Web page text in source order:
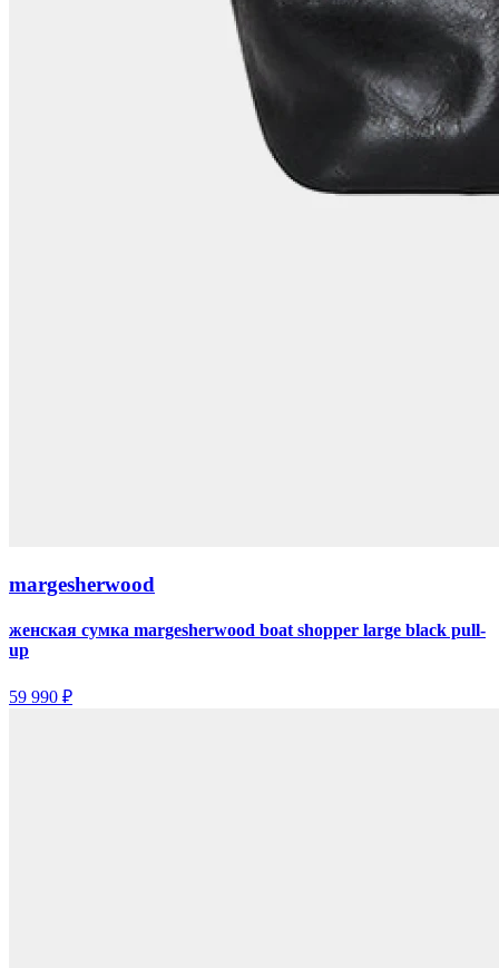
margesherwood
женская сумка margesherwood boat shopper large black pull-
up
59 990 ₽